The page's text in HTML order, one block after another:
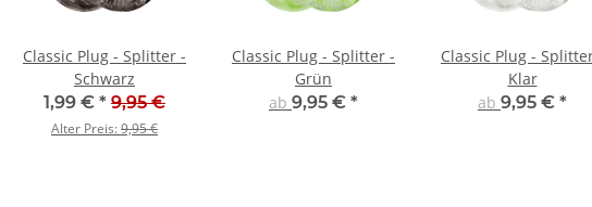
Classic Plug - Splitter -
Schwarz
1,99 € * 9,95 €
Alter Preis:9,95 €
Classic Plug - Splitter -
Grün
ab 9,95 € *
Classic Plug -
Klar
ab 9,95 € *